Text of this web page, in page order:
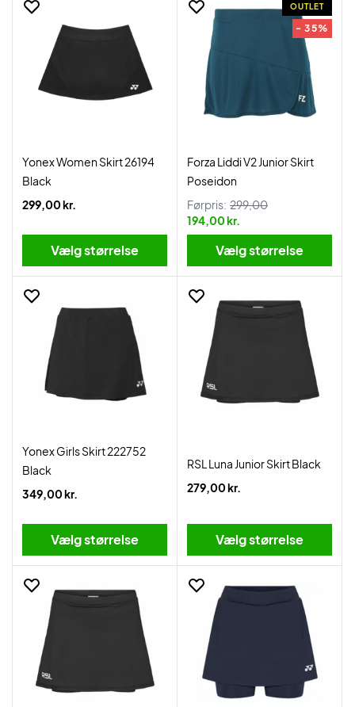
Yonex Women Skirt 26194
Black
299,00 kr.
Vælg størrelse
OUTLET
- 35%
Forza Liddi V2 Junior Skirt
Poseidon
Førpris: 299,00
194,00 kr.
Vælg størrelse
Yonex Girls Skirt 222752
Black
349,00 kr.
Vælg størrelse
RSL Luna Junior Skirt Black
279,00 kr.
Vælg størrelse